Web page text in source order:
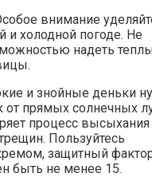
внимание
и холодной погоде. Не
надеть
и знойные деньки
прямых солнечных
процесс
Пользуйтесь
защитный
быть не менее 15.